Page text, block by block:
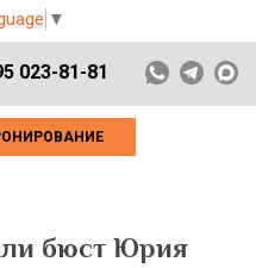
▼
023-81-81
бюст Юрия